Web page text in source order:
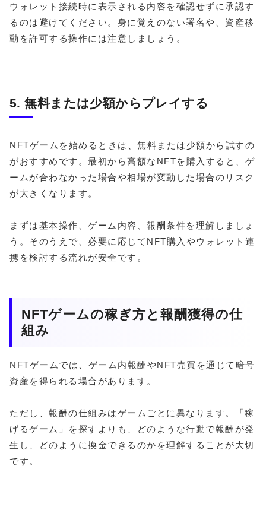
ウォレット接続時に表示される内容を確認せずに承認す
るのは避けてください。身に覚えのない署名や、資産移
動を許可する操作には注意しましょう。
5. 無料または少額からプレイする
NFTゲームを始めるときは、無料または少額から試すの
がおすすめです。最初から高額なNFTを購入すると、ゲ
ームが合わなかった場合や相場が変動した場合のリスク
が大きくなります。
まずは基本操作、ゲーム内容、報酬条件を理解しましょ
う。そのうえで、必要に応じてNFT購入やウォレット連
携を検討する流れが安全です。
NFTゲームの稼ぎ方と報酬獲得の仕
組み
NFTゲームでは、ゲーム内報酬やNFT売買を通じて暗号
資産を得られる場合があります。
ただし、報酬の仕組みはゲームごとに異なります。「稼
げるゲーム」を探すよりも、どのような行動で報酬が発
生し、どのように換金できるのかを理解することが大切
です。